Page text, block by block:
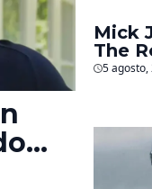
Mick
The
los
5 agosto,